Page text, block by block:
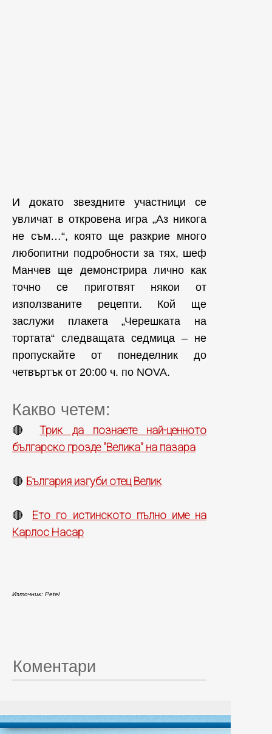
И докато звездните участници се
увличат в откровена игра „Аз никога
не съм…“, която ще разкрие много
любопитни подробности за тях, шеф
Манчев ще демонстрира лично как
точно се приготвят някои от
използваните рецепти. Кой ще
заслужи плакета „Черешката на
тортата“ следващата седмица – не
пропускайте от понеделник до
четвъртък от 20:00 ч. по NOVA.
Какво четем:
🔴Трик да познаете най-ценното
българско грозде "Велика" на пазара
🔴 България изгуби отец Велик
🔴 Ето го истинското пълно име на
Карлос Насар
Източник: Petel
Коментари